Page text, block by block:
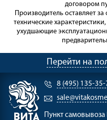
договором
Производитель оставляет
технические
ухудшающие
Перейти на
8 (495) 135-35-
Пункт самовывоза